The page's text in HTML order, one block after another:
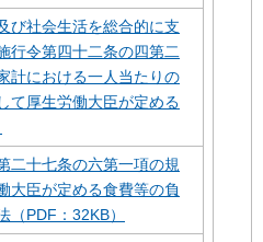
び社会生活を総合的に支
行令第四十二条の四第二
計における一人当たりの
て厚生労働大臣が定める
二十七条の六第一項の規
大臣が定める食費等の負
（PDF：32KB）